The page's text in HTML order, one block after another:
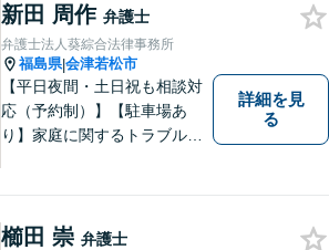
ごとがありましたら、まずは
ご相談ください。
新田 周作 弁護士
弁護士法人葵綜合法律事務所
福島県|会津若松市
【平日夜間・土日祝も相談対
応（予約制）】【駐車場あ
り】家庭に関するトラブルか
詳細を見
る
櫛田 崇 弁護士